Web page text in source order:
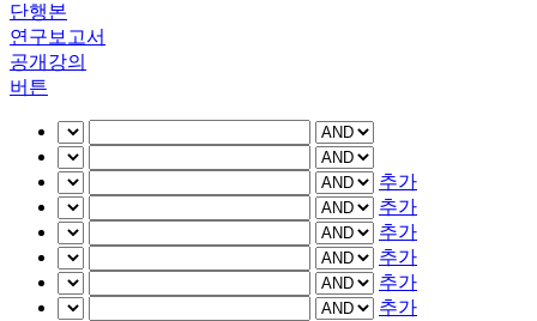
단행본
연구보고서
공개강의
버튼
추가
추가
추가
추가
추가
추가